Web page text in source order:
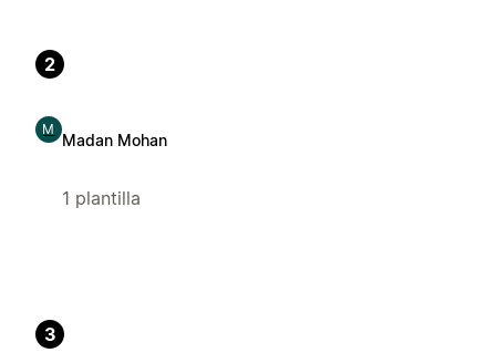
2
M
Madan Mohan
1 plantilla
3